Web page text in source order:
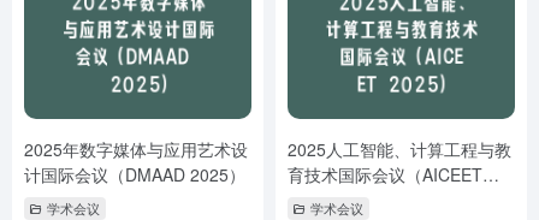
2025年数字媒体与应用艺术设
计国际会议（DMAAD 2025）
学术会议
2025人工智能、计算工程与教
育技术国际会议（AICEET
2025）
学术会议